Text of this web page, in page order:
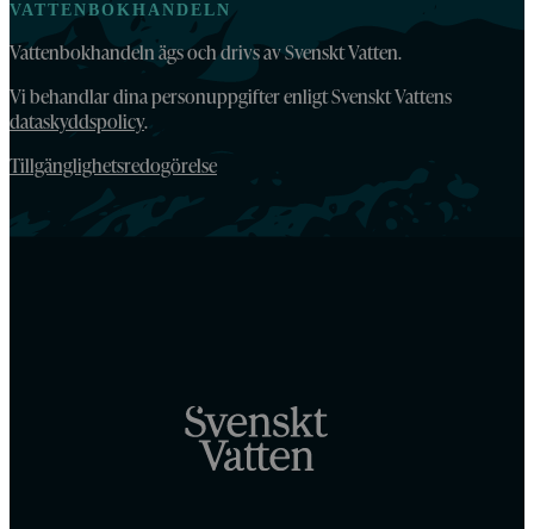
VATTENBOKHANDELN
Vattenbokhandeln ägs och drivs av Svenskt Vatten.
Vi behandlar dina personuppgifter enligt Svenskt Vattens
dataskyddspolicy.
Tillgänglighetsredogörelse